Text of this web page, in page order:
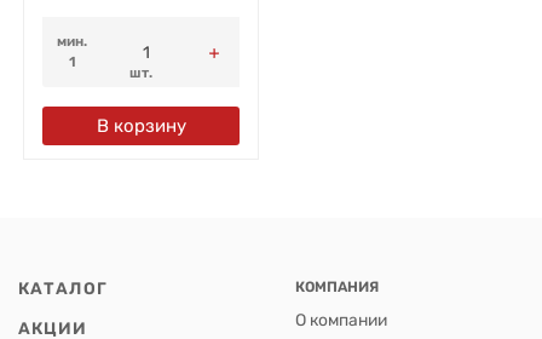
мин.
1
шт.
В корзину
КАТАЛОГ
АКЦИИ
КОМПАНИЯ
О компании